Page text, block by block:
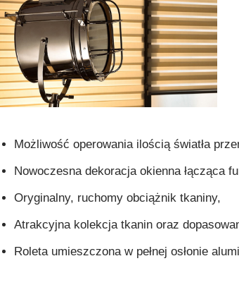
Możliwość operowania ilością światła
Nowoczesna dekoracja okienna łącząca
Oryginalny, ruchomy obciążnik tkaniny,
Atrakcyjna kolekcja tkanin oraz
Roleta umieszczona w pełnej osłonie